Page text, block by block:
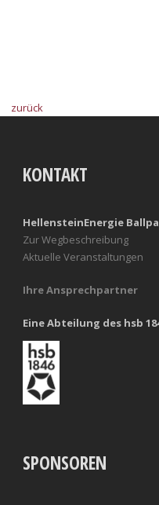
zurück
KONTAKT
HellensteinEnergie
Zur Wegbeschreibung
Aktuelle Veranstaltungen
Ihre Ansprechpartner
Eine Abteilung des hsb
SPONSOREN